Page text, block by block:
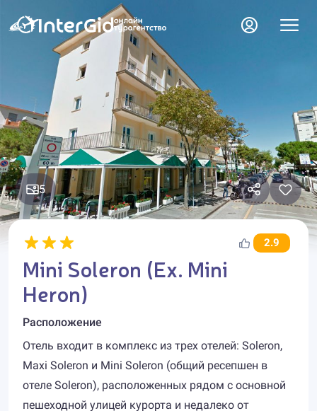
5
2.9
Mini Soleron (Ex. Mini
Heron)
Расположение
Отель входит в комплекс из трех отелей: Soleron,
Maxi Soleron и Mini Soleron (общий ресепшен в
отеле Soleron), расположенных рядом с основной
пешеходной улицей курорта и недалеко от